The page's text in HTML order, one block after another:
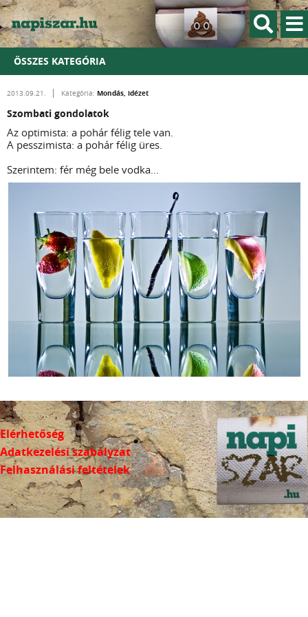
ÖSSZES KATEGÓRIA
2013.09.21. Kategória: Mondás, idézet
Szombati gondolatok
Az optimista: a pohár félig tele van.
A pesszimista: a pohár félig üres.
Szerintem: fér még bele vodka...
Elérhetőség
Adatkezelési szabályzat
Felhasználási feltételek